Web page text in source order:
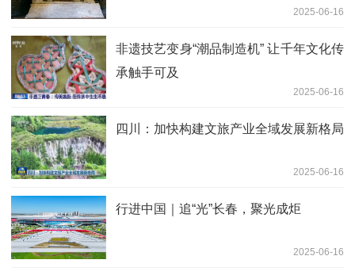
2025-06-16
非遗技艺变身“潮品制造机” 让千年文化传
承触手可及
2025-06-16
四川：加快构建文旅产业全域发展新格局
2025-06-16
行进中国｜追“光”长春，聚光成炬
2025-06-16